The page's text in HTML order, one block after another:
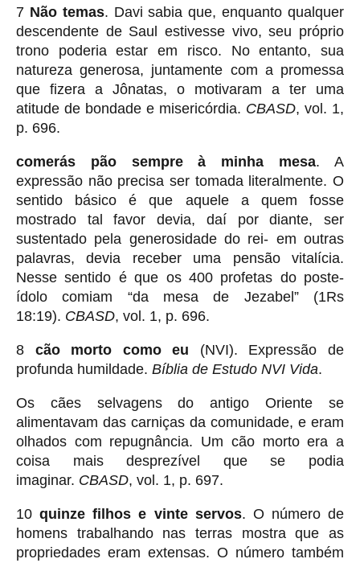
7 Não temas. Davi sabia que, enquanto qualquer
descendente de Saul estivesse vivo, seu próprio
trono poderia estar em risco. No entanto, sua
natureza generosa, juntamente com a promessa
que fizera a Jônatas, o motivaram a ter uma
atitude de bondade e misericórdia. CBASD, vol. 1,
p. 696.
comerás pão sempre à minha mesa. A
expressão não precisa ser tomada literalmente. O
sentido básico é que aquele a quem fosse
mostrado tal favor devia, daí por diante, ser
sustentado pela generosidade do rei- em outras
palavras, devia receber uma pensão vitalícia.
Nesse sentido é que os 400 profetas do poste-
ídolo comiam “da mesa de Jezabel” (1Rs
18:19). CBASD, vol. 1, p. 696.
8 cão morto como eu (NVI). Expressão de
profunda humildade. Bíblia de Estudo NVI Vida.
Os cães selvagens do antigo Oriente se
alimentavam das carniças da comunidade, e eram
olhados com repugnância. Um cão morto era a
coisa mais desprezível que se podia
imaginar. CBASD, vol. 1, p. 697.
10quinze filhos e vinte servos. O número de
homens trabalhando nas terras mostra que as
propriedades eram extensas. O número também